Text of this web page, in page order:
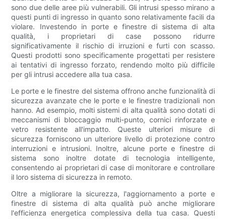
sono due delle aree più vulnerabili. Gli intrusi spesso mirano a
questi punti di ingresso in quanto sono relativamente facili da
violare. Investendo in porte e finestre di sistema di alta
qualità, i proprietari di case possono ridurre
significativamente il rischio di irruzioni e furti con scasso.
Questi prodotti sono specificamente progettati per resistere
ai tentativi di ingresso forzato, rendendo molto più difficile
per gli intrusi accedere alla tua casa.
Le porte e le finestre del sistema offrono anche funzionalità di
sicurezza avanzate che le porte e le finestre tradizionali non
hanno. Ad esempio, molti sistemi di alta qualità sono dotati di
meccanismi di bloccaggio multi-punto, cornici rinforzate e
vetro resistente all'impatto. Queste ulteriori misure di
sicurezza forniscono un ulteriore livello di protezione contro
interruzioni e intrusioni. Inoltre, alcune porte e finestre di
sistema sono inoltre dotate di tecnologia intelligente,
consentendo ai proprietari di case di monitorare e controllare
il loro sistema di sicurezza in remoto.
Oltre a migliorare la sicurezza, l'aggiornamento a porte e
finestre di sistema di alta qualità può anche migliorare
l'efficienza energetica complessiva della tua casa. Questi